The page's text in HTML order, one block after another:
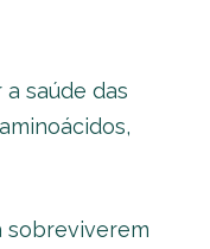
saúde das
sobreviverem